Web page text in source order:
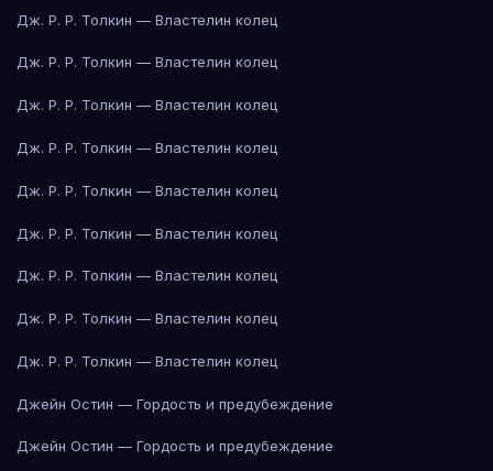
Дж. Р. Р. Толкин — Властелин колец
Дж. Р. Р. Толкин — Властелин колец
Дж. Р. Р. Толкин — Властелин колец
Дж. Р. Р. Толкин — Властелин колец
Дж. Р. Р. Толкин — Властелин колец
Дж. Р. Р. Толкин — Властелин колец
Дж. Р. Р. Толкин — Властелин колец
Дж. Р. Р. Толкин — Властелин колец
Дж. Р. Р. Толкин — Властелин колец
Джейн Остин — Гордость и предубеждение
Джейн Остин — Гордость и предубеждение